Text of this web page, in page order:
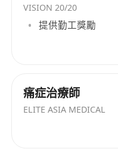
VISION 20/20
提供勤工獎勵
痛症治療師
ELITE ASIA MEDICAL